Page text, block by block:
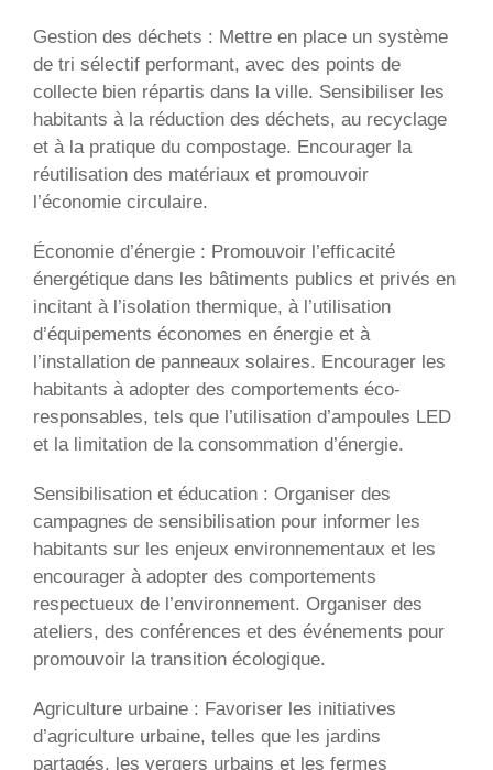
Gestion des déchets : Mettre en place un système
de tri sélectif performant, avec des points de
collecte bien répartis dans la ville. Sensibiliser les
habitants à la réduction des déchets, au recyclage
et à la pratique du compostage. Encourager la
réutilisation des matériaux et promouvoir
l’économie circulaire.
Économie d’énergie : Promouvoir l’efficacité
énergétique dans les bâtiments publics et privés en
incitant à l’isolation thermique, à l’utilisation
d’équipements économes en énergie et à
l’installation de panneaux solaires. Encourager les
habitants à adopter des comportements éco-
responsables, tels que l’utilisation d’ampoules LED
et la limitation de la consommation d’énergie.
Sensibilisation et éducation : Organiser des
campagnes de sensibilisation pour informer les
habitants sur les enjeux environnementaux et les
encourager à adopter des comportements
respectueux de l’environnement. Organiser des
ateliers, des conférences et des événements pour
promouvoir la transition écologique.
Agriculture urbaine : Favoriser les initiatives
d’agriculture urbaine, telles que les jardins
partagés, les vergers urbains et les fermes